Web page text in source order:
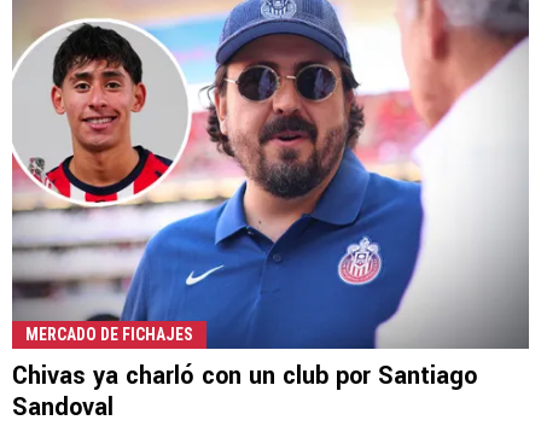
MERCADO DE FICHAJES
Chivas ya charló con un club por Santiago
Sandoval